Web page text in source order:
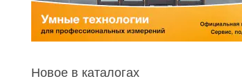
Новое в каталогах